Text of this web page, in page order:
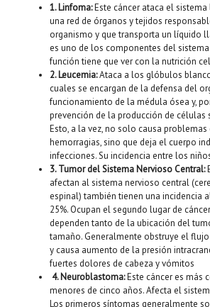
1. Linfoma:Este cáncer ataca el
una red de órganos y tejidos
organismo y que transporta un líquido
es uno de los componentes del
función tiene que ver con la nutrición
2. Leucemia:Ataca a los glóbulos
cuales se encargan de la defensa del
funcionamiento de la médula ósea y,
prevención de la producción de células
Esto, a la vez, no solo causa
hemorragias, sino que deja el cuerpo
infecciones. Su incidencia entre los
3. Tumor del Sistema Nervioso Central:
afectan al sistema nervioso central
espinal) también tienen una incidencia
25%. Ocupan el segundo lugar de
dependen tanto de la ubicación del
tamaño. Generalmente obstruye el
y causa aumento de la presión
fuertes dolores de cabeza y vómitos
4. Neuroblastoma:Este cáncer es más
menores de cinco años. Afecta el
Los primeros síntomas generalmente